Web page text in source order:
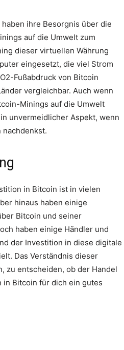
ihre Besorgnis über die
auf die Umwelt zum
dieser virtuellen Währung
eingesetzt, die viel Strom
Fußabdruck von Bitcoin
vergleichbar. Auch wenn
Minings auf die Umwelt
unvermeidlicher Aspekt, wenn
in Bitcoin ist in vielen
hinaus haben einige
Bitcoin und seiner
haben einige Händler und
der Investition in diese digitale
Das Verständnis dieser
zu entscheiden, ob der Handel
Bitcoin für dich ein gutes